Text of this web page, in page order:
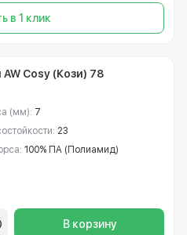
в 1 клик
Cosy (Кози) 78
(мм): 7
23
100% ПА (Полиамид)
В корзину